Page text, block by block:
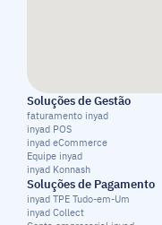
Soluções de Gestão
faturamento inyad
inyad POS
inyad eCommerce
Equipe inyad
inyad Konnash
Soluções de Pagamento
inyad TPE Tudo-em-Um
inyad Collect